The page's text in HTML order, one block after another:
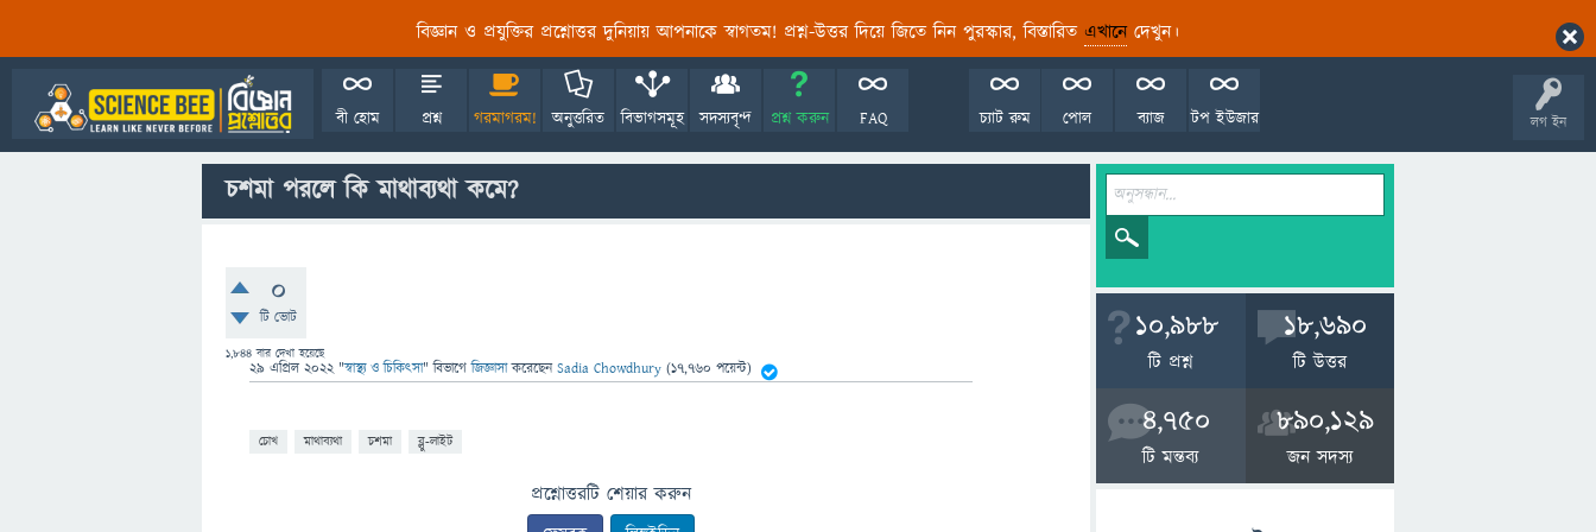
বিজ্ঞান ও প্রযুক্তির প্রশ্নোত্তর দুনিয়ায় আপনাকে স্বাগতম! প্রশ্ন-উত্তর দিয়ে জিতে নিন পুরস্কার, বিস্তারিত এখানেদেখুন।
লগ ইন
বী হোম প্রশ্ন গরমাগরম! অনুত্তরিত বিভাগসমূহ সদস্যবৃন্দ প্রশ্ন করুন FAQ টপ ইউজার
ব্যাজ
পোল
চ্যাট রুম
চশমা পরলে কি মাথাব্যথা কমে?
0
টি ভোট
1,844 বার দেখা হয়েছে
29 এপ্রিল 2022 "স্বাস্থ্য ও চিকিৎসা" বিভাগে জিজ্ঞাসাকরেছেনSadia Chowdhury (17,760 পয়েন্ট)
চোখ মাথাব্যথা চশমা ব্লু-লাইট
প্রশ্নোত্তরটি শেয়ার করুন
10,988
টি প্রশ্ন
18,690
টি উত্তর
4,750
টি মন্তব্য
890,129
জন সদস্য